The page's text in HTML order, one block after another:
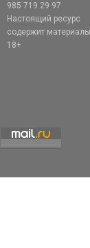
985 719 29 97
Настоящий ресурс
содержит
18+